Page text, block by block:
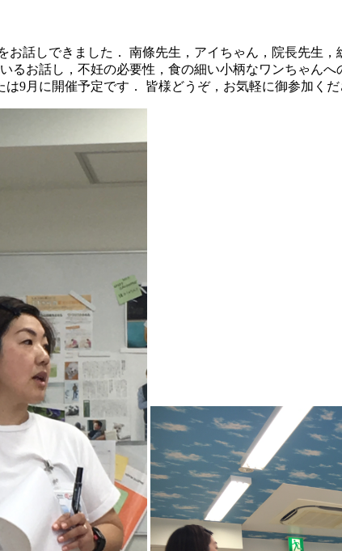
話しできました． 南條先生，アイちゃん，院長先生
お話し，不妊の必要性，食の細い小柄なワンちゃん
9月に開催予定です． 皆様どうぞ，お気軽に御参加くだ